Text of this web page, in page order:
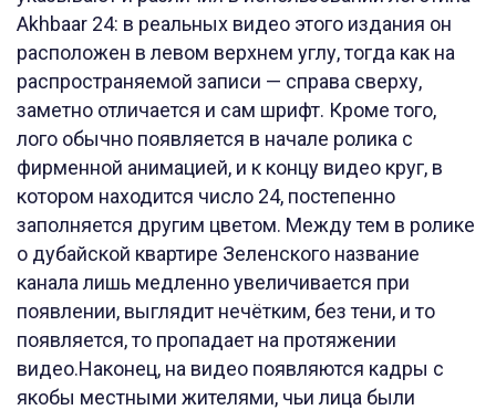
Akhbaar 24: в реальных видео этого издания он
расположен в левом верхнем углу, тогда как на
распространяемой записи — справа сверху,
заметно отличается и сам шрифт. Кроме того,
лого обычно появляется в начале ролика с
фирменной анимацией, и к концу видео круг, в
котором находится число 24, постепенно
заполняется другим цветом. Между тем в ролике
о дубайской квартире Зеленского название
канала лишь медленно увеличивается при
появлении, выглядит нечётким, без тени, и то
появляется, то пропадает на протяжении
видео.Наконец, на видео появляются кадры с
якобы местными жителями, чьи лица были